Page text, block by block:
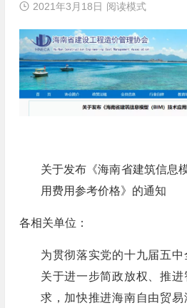
2021年3月18日 阅读模式
关于发布《海南省建筑信息
用费用参考价格》的通知
各相关单位：
为贯彻落实党的十九届五
关于进一步简政放权、推
求，加快推进海南自由贸